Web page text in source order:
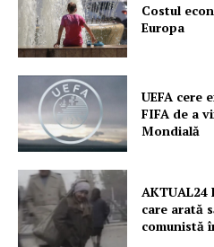
Costul
Europa
UEFA cere
FIFA de a
Mondială
AKTUAL24
care arată
comunistă